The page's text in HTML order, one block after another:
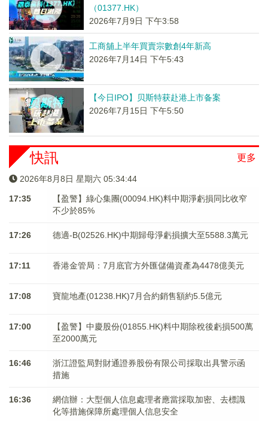
（01377.HK）
2026年7月9日 下午3:58
工商舖上半年買賣宗數創4年新高
2026年7月14日 下午5:43
【今日IPO】贝斯特获赴港上市备案
2026年7月15日 下午5:50
更多
快訊
2026年8月8日 星期六 05:34:44
17:35
【盈警】綠心集團(00094.HK)料中期淨虧損同比收窄
不少於85%
17:26 德適-B(02526.HK)中期歸母淨虧損擴大至5588.3萬元
17:11 香港金管局：7月底官方外匯儲備資產為4478億美元
17:08 寶龍地產(01238.HK)7月合約銷售額約5.5億元
17:00
【盈警】中慶股份(01855.HK)料中期除稅後虧損500萬
至2000萬元
16:46
浙江證監局對財通證券股份有限公司採取出具警示函
措施
16:36
網信辦：大型個人信息處理者應當採取加密、去標識
化等措施保障所處理個人信息安全